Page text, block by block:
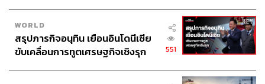
WORLD
สรุปภารกิจอนุทิน เยือนอินโดนีเซีย
ขับเคลื่อนการทูตเศรษฐกิจเชิงรุก
551